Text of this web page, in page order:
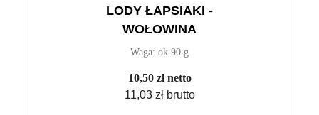
LODY ŁAPSIAKI -
WOŁOWINA
Waga: ok 90 g
10,50 zł netto
11,03 zł brutto